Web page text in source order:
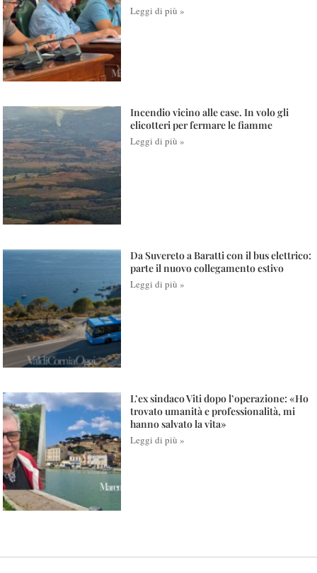
Leggi di più »
Incendio vicino alle case. In volo gli
elicotteri per fermare le fiamme
Leggi di più »
Da Suvereto a Baratti con il bus elettrico:
parte il nuovo collegamento estivo
Leggi di più »
L’ex sindaco Viti dopo l’operazione: «Ho
trovato umanità e professionalità, mi
hanno salvato la vita»
Leggi di più »